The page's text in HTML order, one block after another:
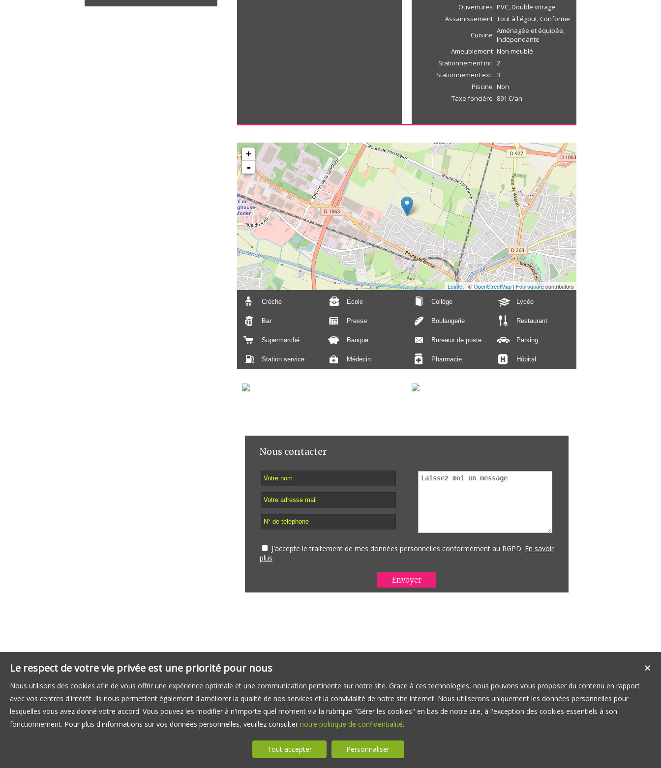
Ouvertures PVC, Double vitrage
Assainissement Tout à l'égout, Conforme
Cuisine Aménagée et équipée,
Indépendante
Ameublement Non meublé
Stationnement int. 2
Stationnement ext. 3
Piscine Non
Taxe foncière 891 €/an
+
-
Leaflet| ©OpenStreetMap |Foursquarecontributors
Crèche École Collège Lycée
Bar Presse Boulangerie Restaurant
Supermarché Banque Bureaux de poste Parking
Station service Médecin Pharmacie Hôpital
Nous contacter
J'accepte le traitement de mes données personnelles conformément au RGPD. En savoir
plus
✕
Le respect de votre vie privée est une priorité pour nous
Nous utilisons des cookies afin de vous offrir une expérience optimale et une communication pertinente sur notre site. Grace à ces technologies, nous pouvons vous proposer du contenu en rapport
avec vos centres d'intérêt. Ils nous permettent également d'améliorer la qualité de nos services et la convivialité de notre site internet. Nous utiliserons uniquement les données personnelles pour
lesquelles vous avez donné votre accord. Vous pouvez les modifier à n'importe quel moment via la rubrique "Gérer les cookies" en bas de notre site, à l'exception des cookies essentiels à son
fonctionnement. Pour plus d'informations sur vos données personnelles, veuillez consulter notre politique de confidentialité.
Tout accepter Personnaliser